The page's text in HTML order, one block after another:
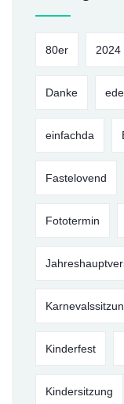
80er 2024
Danke
einfachda
Fastelovend
Fototermin
Kinderfest
Kindersitzung